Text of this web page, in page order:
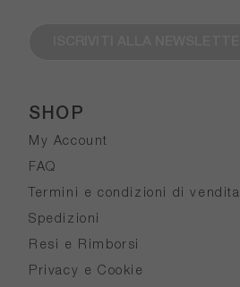
SHOP
My Account
FAQ
Termini e condizioni di vendita
Spedizioni
Resi e Rimborsi
Privacy e Cookie